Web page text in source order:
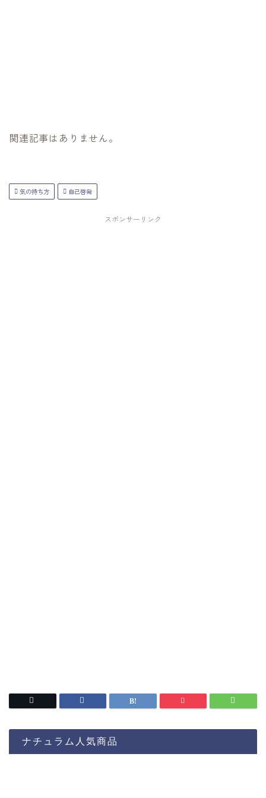
関連記事はありません。
気の持ち方 自己啓発
スポンサーリンク
ナチュラム人気商品